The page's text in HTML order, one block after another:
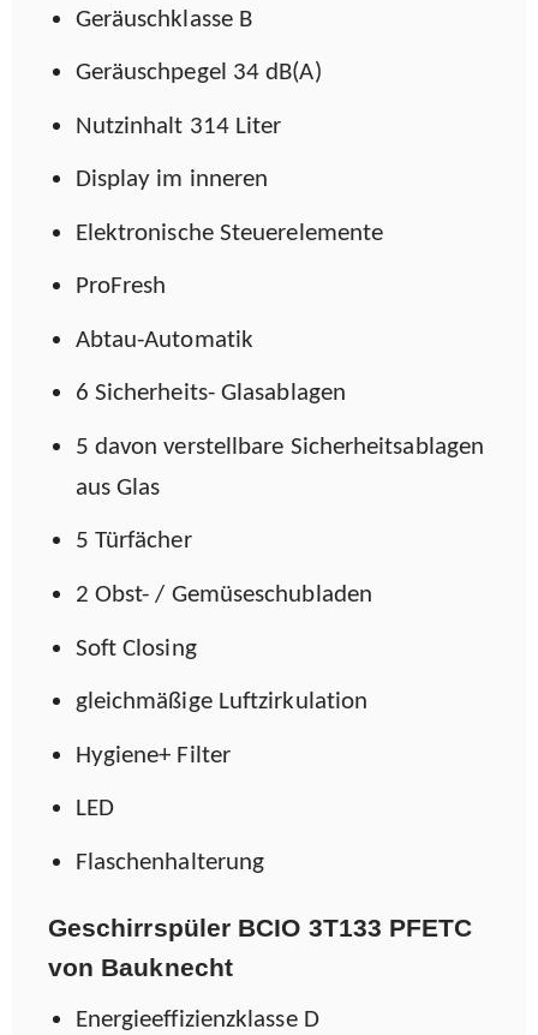
Geräuschklasse B
Geräuschpegel 34 dB(A)
Nutzinhalt 314 Liter
Display im inneren
Elektronische Steuerelemente
ProFresh
Abtau-Automatik
6 Sicherheits- Glasablagen
5 davon verstellbare Sicherheitsablagen
aus Glas
5 Türfächer
2 Obst- / Gemüseschubladen
Soft Closing
gleichmäßige Luftzirkulation
Hygiene+ Filter
LED
Flaschenhalterung
Geschirrspüler BCIO 3T133 PFETC
von Bauknecht
Energieeffizienzklasse D